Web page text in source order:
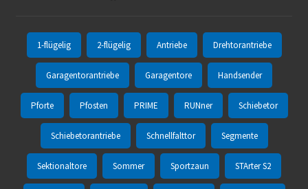
1-flügelig 2-flügelig Antriebe Drehtorantriebe
Garagentorantriebe Garagentore Handsender
Pforte Pfosten PRIME RUNner Schiebetor
Schiebetorantriebe Schnellfalttor Segmente
Sektionaltore Sommer Sportzaun STArter S2